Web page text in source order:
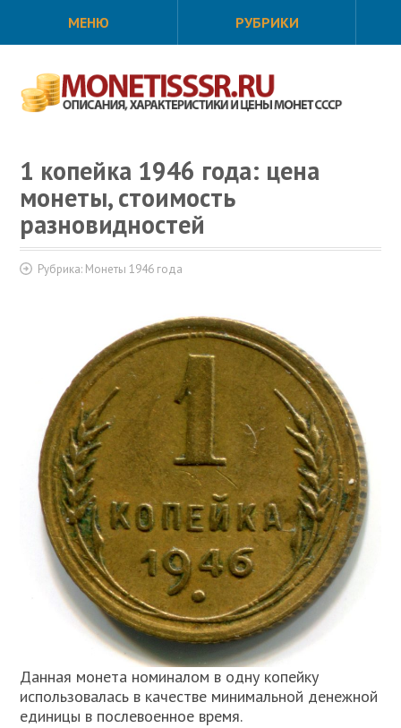
МЕНЮ РУБРИКИ
1 копейка 1946 года: цена
монеты, стоимость
разновидностей
Рубрика: Монеты 1946 года
Данная монета номиналом в одну копейку
использовалась в качестве минимальной денежной
единицы в послевоенное время.